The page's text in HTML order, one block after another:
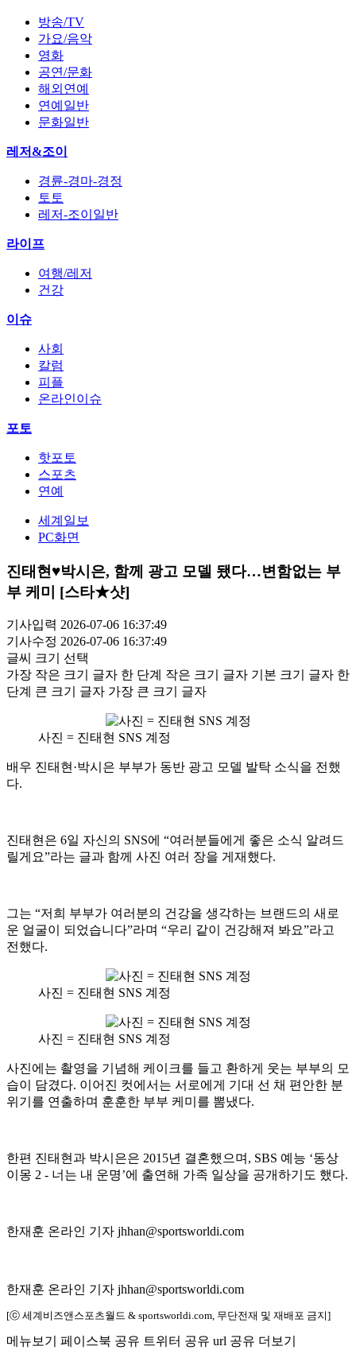
방송/TV
가요/음악
영화
공연/문화
해외연예
연예일반
문화일반
레저&조이
경륜-경마-경정
토토
레저-조이일반
라이프
여행/레저
건강
이슈
사회
칼럼
피플
온라인이슈
포토
핫포토
스포츠
연예
세계일보
PC화면
진태현♥박시은, 함께 광고 모델 됐다…변함없는 부
부 케미 [스타★샷]
기사입력 2026-07-06 16:37:49
기사수정 2026-07-06 16:37:49
글씨 크기 선택
가장 작은 크기 글자 한 단계 작은 크기 글자 기본 크기 글자 한
단계 큰 크기 글자 가장 큰 크기 글자
사진 = 진태현 SNS 계정
배우 진태현·박시은 부부가 동반 광고 모델 발탁 소식을 전했
다.
진태현은 6일 자신의 SNS에 “여러분들에게 좋은 소식 알려드
릴게요”라는 글과 함께 사진 여러 장을 게재했다.
그는 “저희 부부가 여러분의 건강을 생각하는 브랜드의 새로
운 얼굴이 되었습니다”라며 “우리 같이 건강해져 봐요”라고
전했다.
사진 = 진태현 SNS 계정
사진 = 진태현 SNS 계정
사진에는 촬영을 기념해 케이크를 들고 환하게 웃는 부부의 모
습이 담겼다. 이어진 컷에서는 서로에게 기대 선 채 편안한 분
위기를 연출하며 훈훈한 부부 케미를 뽐냈다.
한편 진태현과 박시은은 2015년 결혼했으며, SBS 예능 ‘동상
이몽 2 - 너는 내 운명’에 출연해 가족 일상을 공개하기도 했다.
한재훈 온라인 기자 jhhan@sportsworldi.com
한재훈 온라인 기자 jhhan@sportsworldi.com
[ⓒ 세계비즈앤스포츠월드 & sportsworldi.com, 무단전재 및 재배포 금지]
메뉴보기 페이스북 공유 트위터 공유 url 공유 더보기